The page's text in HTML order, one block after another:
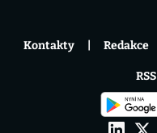
Kontakty Redakce
RSS